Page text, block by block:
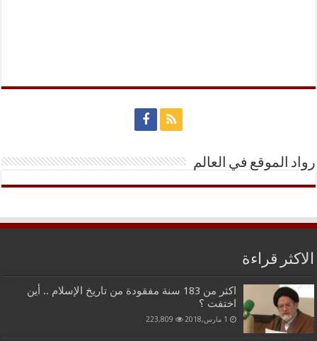
رواد الموقع في العالم
الاكثر قراءة
اكثر من 183 سنة مفقودة من تاريخ الإسلام .. أين
اختفت ؟
1 مارس,2018 223,809